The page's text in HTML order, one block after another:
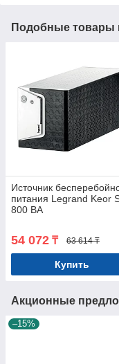
Подобные товары
Источник
питания Legrand Keor
800 ВА
54 072 ₸ 63 614 ₸
Купить
Акционные
–15%